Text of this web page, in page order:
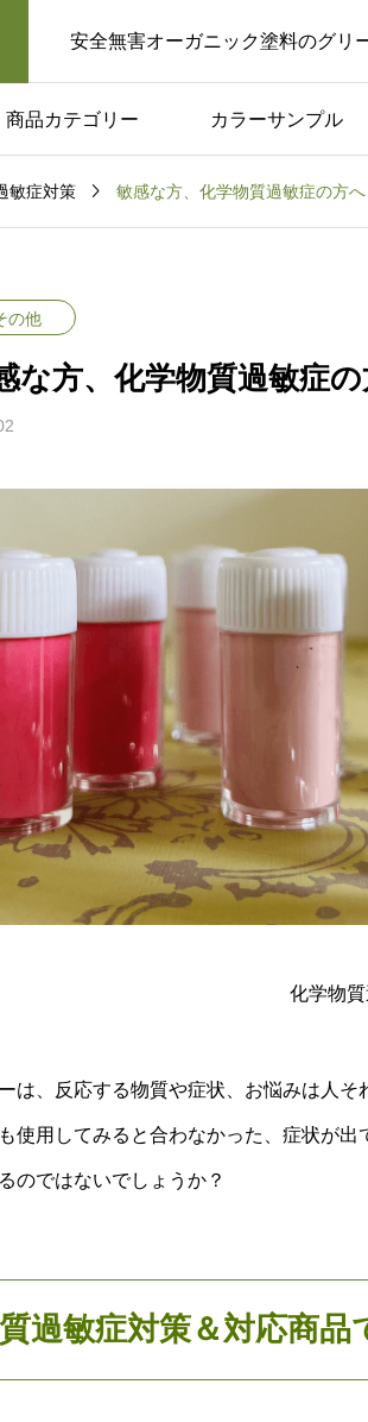
安全無害オーガニック塗料のグリ
商品カテゴリー カラーサンプル
コラム一覧
へ。黒板塗料でつく
敏症対策  敏感な方、化学物質過敏症の方へ
の他
な方、化学物質過敏症
化学物
は、反応する物質や症状、お悩みは人そ
使用してみると合わなかった、症状が出
のではないでしょうか？
過敏症対策＆対応商品